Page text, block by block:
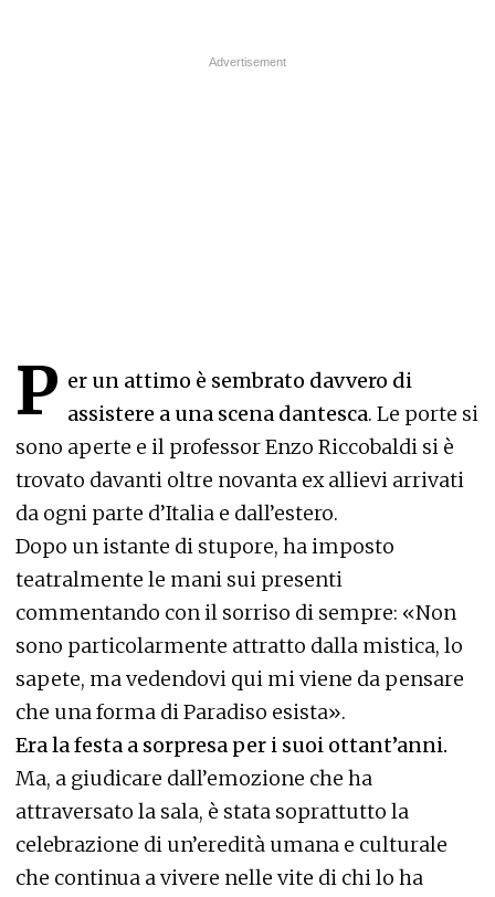
P er un attimo è sembrato davvero di
assistere a una scena dantesca. Le porte si
sono aperte e il professor Enzo Riccobaldi si è
trovato davanti oltre novanta ex allievi arrivati
da ogni parte d’Italia e dall’estero.
Dopo un istante di stupore, ha imposto
teatralmente le mani sui presenti
commentando con il sorriso di sempre: «Non
sono particolarmente attratto dalla mistica, lo
sapete, ma vedendovi qui mi viene da pensare
che una forma di Paradiso esista».
Era la festa a sorpresa per i suoi ottant’anni.
Ma, a giudicare dall’emozione che ha
attraversato la sala, è stata soprattutto la
celebrazione di un’eredità umana e culturale
che continua a vivere nelle vite di chi lo ha